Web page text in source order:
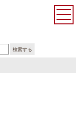
検索する
ニュース